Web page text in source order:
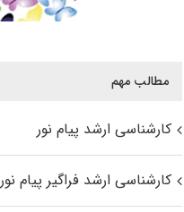
مطالب مهم
کارشناسی ارشد پیام نور
کارشناسی ارشد فراگیر پیام نور